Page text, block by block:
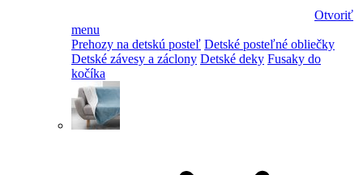
Otvoriť
menu
Prehozy na detskú posteľ Detské posteľné obliečky
Detské závesy a záclony Detské deky Fusaky do
kočíka